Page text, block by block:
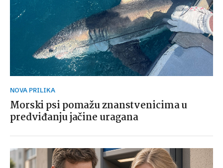
NOVA PRILIKA
Morski psi pomažu znanstvenicima u
predviđanju jačine uragana